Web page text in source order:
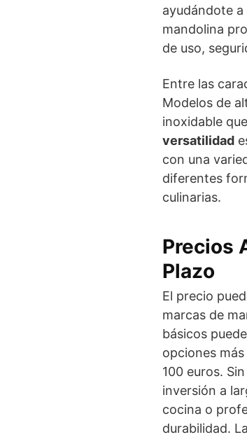
ayudándote
mandolina
de uso,
Entre las
Modelos de
inoxidable
versatilidad
con una
diferentes
culinarias.
Precios
Plazo
El precio
marcas de
básicos
opciones
100 euros.
inversión a
cocina o
durabilidad.